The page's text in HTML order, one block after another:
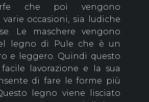
che poi vengono
occasioni, sia ludiche
Le maschere vengono
legno di Pule che è un
e leggero. Quindi questo
lavorazione e la sua
di fare le forme più
legno viene lisciato